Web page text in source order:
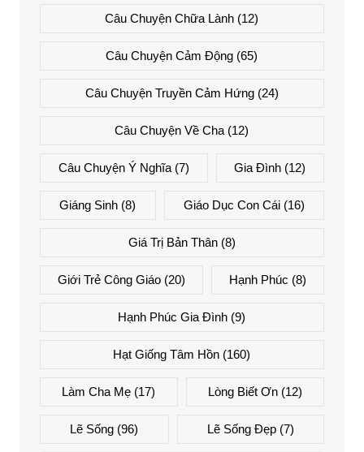
Câu Chuyện Chữa Lành (12)
Câu Chuyện Cảm Động (65)
Câu Chuyện Truyền Cảm Hứng(24)
Câu Chuyện Về Cha (12)
Câu Chuyện Ý Nghĩa(7) Gia Đình (12)
Giáng Sinh (8) Giáo Dục Con Cái(16)
Giá Trị Bản Thân(8)
Giới Trẻ Công Giáo(20) Hạnh Phúc (8)
Hạnh Phúc Gia Đình (9)
Hạt Giống Tâm Hồn (160)
Làm Cha Mẹ (17) Lòng Biết Ơn(12)
Lẽ Sống (96) Lẽ Sống Đẹp(7)